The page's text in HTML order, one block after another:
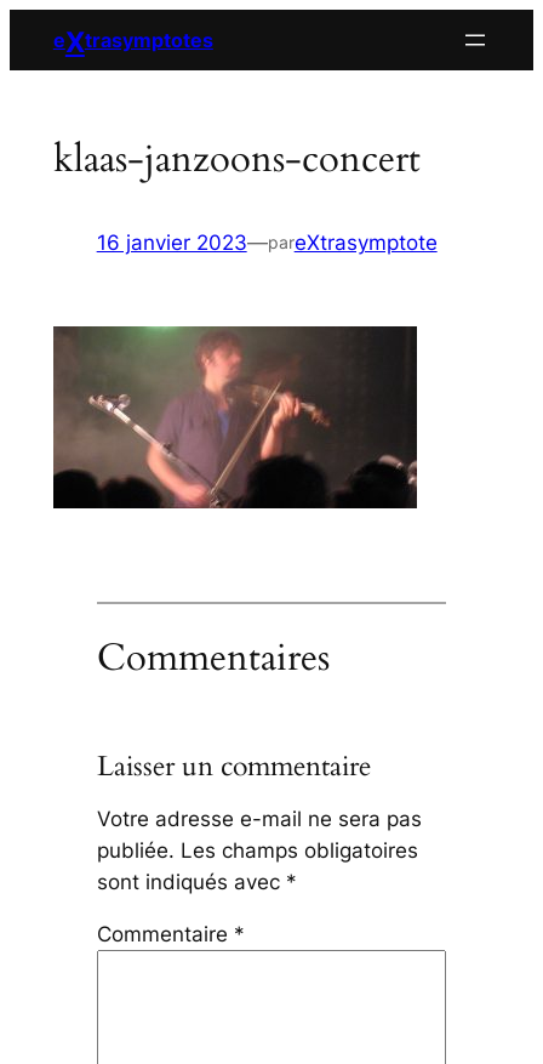
eXtrasymptotes
klaas-janzoons-concert
16 janvier 2023—pareXtrasymptote
Commentaires
Laisser un commentaire
Votre adresse e-mail ne sera pas
publiée. Les champs obligatoires
sont indiqués avec *
Commentaire *